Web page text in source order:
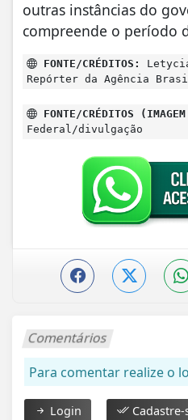
outras instâncias do
compreende o período
FONTE/CRÉDITOS:
Repórter da Agência
FONTE/CRÉDITOS
Federal/divulgação
Comentários
Para comentar realize o
Login Cadastre-